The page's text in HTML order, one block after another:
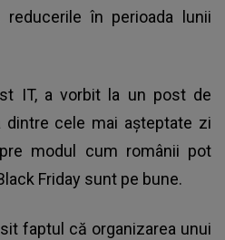
în perioada lunii
IT, a vorbit la un post de
dintre cele mai așteptate zi
modul cum românii pot
Friday sunt pe bune.
faptul că organizarea unui